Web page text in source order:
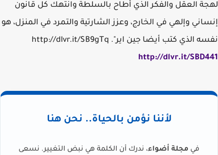
http://dlvr.it/SBD441
لأننا نؤمن بالحياة.. نحن هنا
في مجلة أضواء، ندرك أن الكلمة هي نبض التغيير. نسعى